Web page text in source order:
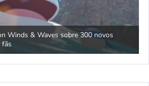
Winds & Waves sobre 300 novos
fãs